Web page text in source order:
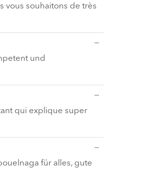
vous souhaitons de très
und
...Diese
qui explique super
...Diese
für alles, gute
...Diese